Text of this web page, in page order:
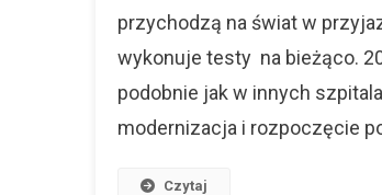
przychodzą na świat w
wykonuje testy na bieżąco.
podobnie jak w innych
modernizacja i rozpoczęcie
Czytaj